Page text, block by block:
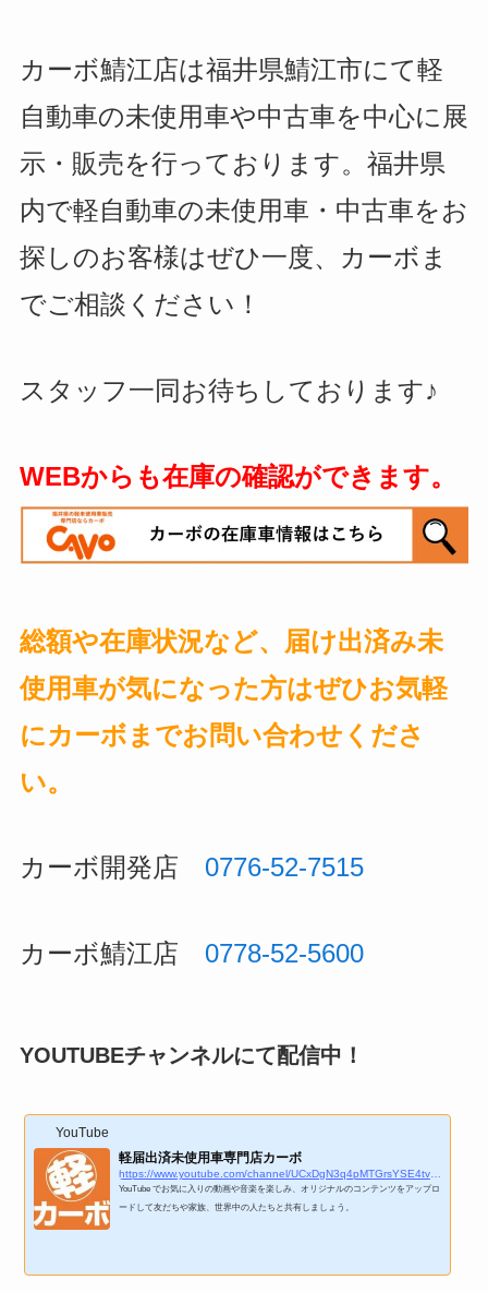
カーボ鯖江店は福井県鯖江市にて軽
自動車の未使用車や中古車を中心に展
示・販売を行っております。福井県
内で軽自動車の未使用車・中古車をお
探しのお客様はぜひ一度、カーボま
でご相談ください！
スタッフ一同お待ちしております♪
WEBからも在庫の確認ができます。
総額や在庫状況など、届け出済み未
使用車が気になった方はぜひお気軽
にカーボまでお問い合わせくださ
い。
カーボ開発店 0776-52-7515
カーボ鯖江店 0778-52-5600
YOUTUBEチャンネルにて配信中！
YouTube
軽届出済未使用車専門店カーボ
https://www.youtube.com/channel/UCxDgN3q4pMTGrsYSE4tvuKg
YouTube でお気に入りの動画や音楽を楽しみ、オリジナルのコンテンツをアップロ
ードして友だちや家族、世界中の人たちと共有しましょう。